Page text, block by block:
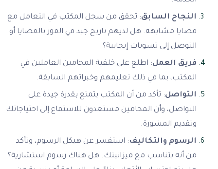
النجاح السابق: تحقق من سجل المكتب في التعامل مع
قضايا مشابهة. هل لديهم تاريخ جيد في الفوز بالقضايا أو
التوصل إلى تسويات إيجابية؟
فريق العمل: اطلع على خلفية المحامين العاملين في
المكتب، بما في ذلك تعليمهم وخبراتهم السابقة.
التواصل: تأكد من أن المكتب يتمتع بقدرة جيدة على
التواصل، وأن المحامين مستعدون للاستماع إلى احتياجاتك
وتقديم المشورة.
الرسوم والتكاليف: استفسر عن هيكل الرسوم، وتأكد
من أنه يتناسب مع ميزانيتك. هل هناك رسوم استشارية؟